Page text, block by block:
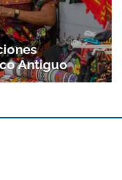
boletín.
Antiguo